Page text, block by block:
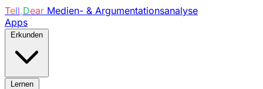
Tell,Dear Medien- & Argumentationsanalyse
Apps
Erkunden
Lernen